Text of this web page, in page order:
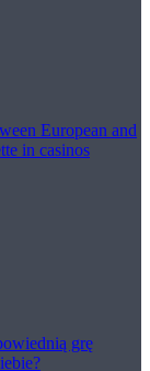
European and
in casinos
grę